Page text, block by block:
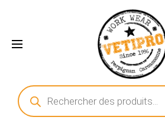
Recherche
de
produits